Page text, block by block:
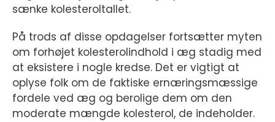
sænke kolesteroltallet.
På trods af disse opdagelser fortsætter myten
om forhøjet kolesterolindhold i æg stadig med
at eksistere i nogle kredse. Det er vigtigt at
oplyse folk om de faktiske ernæringsmæssige
fordele ved æg og berolige dem om den
moderate mængde kolesterol, de indeholder.